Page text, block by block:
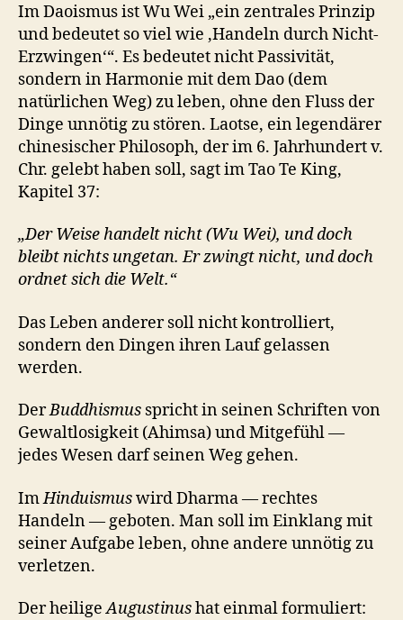
Im Daoismus ist Wu Wei „ein zentrales Prinzip
und bedeutet so viel wie ‚Handeln durch Nicht-
Erzwingen‘“. Es bedeutet nicht Passivität,
sondern in Harmonie mit dem Dao (dem
natürlichen Weg) zu leben, ohne den Fluss der
Dinge unnötig zu stören. Laotse, ein legendärer
chinesischer Philosoph, der im 6. Jahrhundert v.
Chr. gelebt haben soll, sagt im Tao Te King,
Kapitel 37:
„Der Weise handelt nicht (Wu Wei), und doch
bleibt nichts ungetan. Er zwingt nicht, und doch
ordnet sich die Welt.“
Das Leben anderer soll nicht kontrolliert,
sondern den Dingen ihren Lauf gelassen
werden.
DerBuddhismus spricht in seinen Schriften von
Gewaltlosigkeit (Ahimsa) und Mitgefühl —
jedes Wesen darf seinen Weg gehen.
ImHinduismuswird Dharma — rechtes
Handeln — geboten. Man soll im Einklang mit
seiner Aufgabe leben, ohne andere unnötig zu
verletzen.
Der heiligeAugustinushat einmal formuliert: